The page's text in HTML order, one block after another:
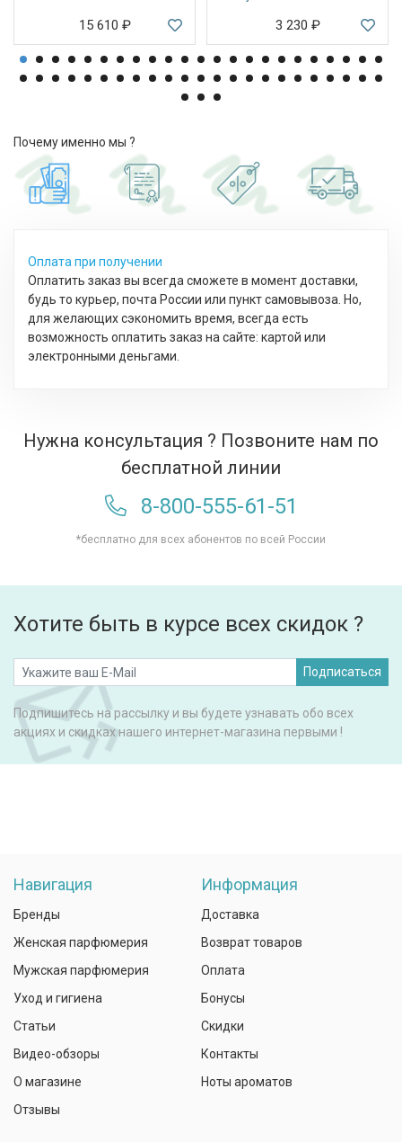
15 610 ₽ 3 230 ₽
Почему именно мы ?
Оплата при получении
Оплатить заказ вы всегда сможете в момент доставки,
будь то курьер, почта России или пункт самовывоза. Но,
для желающих сэкономить время, всегда есть
возможность оплатить заказ на сайте: картой или
электронными деньгами.
Нужна консультация ? Позвоните нам по
бесплатной линии
8-800-555-61-51
*бесплатно для всех абонентов по всей России
Хотите быть в курсе всех скидок ?
Подписаться
Подпишитесь на рассылку и вы будете узнавать обо всех
акциях и скидках нашего интернет-магазина первыми !
Навигация
Бренды
Женская парфюмерия
Мужская парфюмерия
Уход и гигиена
Статьи
Видео-обзоры
О магазине
Отзывы
Информация
Доставка
Возврат товаров
Оплата
Бонусы
Скидки
Контакты
Ноты ароматов